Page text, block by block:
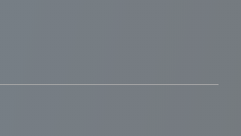
:
275 €TTC
:
?
en utilisant le bon de retour.